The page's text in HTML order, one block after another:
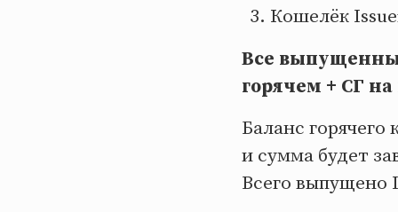
Кошелёк
Все выпущенные
горячем + СГ
Баланс
и сумма будет
Всего выпущено